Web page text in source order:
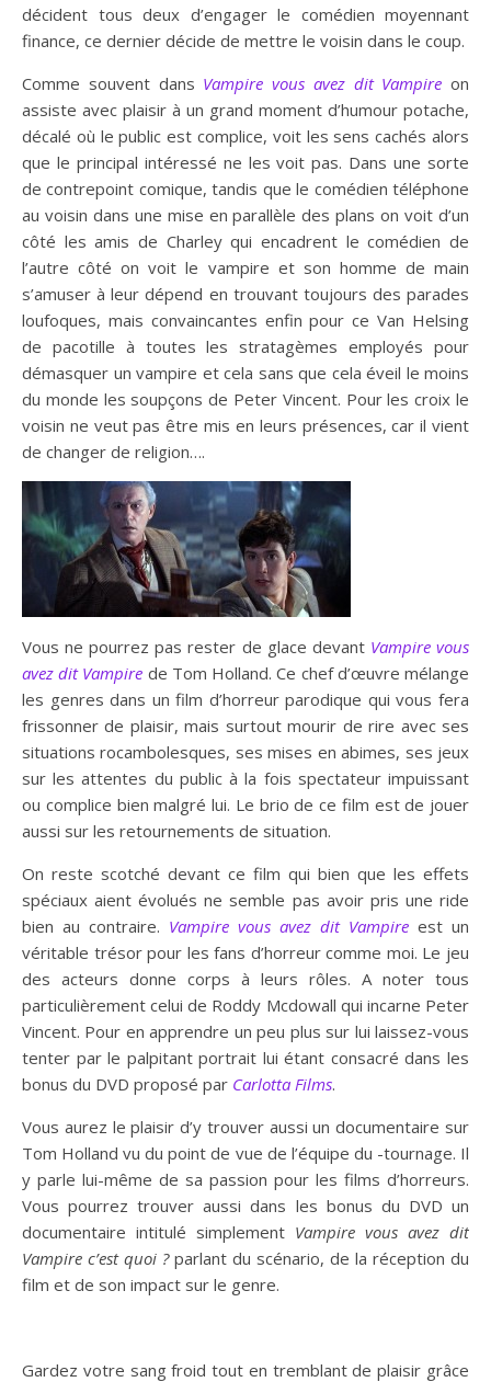
décident tous deux d’engager le comédien moyennant
finance, ce dernier décide de mettre le voisin dans le coup.
Comme souvent dans Vampire vous avez dit Vampire on
assiste avec plaisir à un grand moment d’humour potache,
décalé où le public est complice, voit les sens cachés alors
que le principal intéressé ne les voit pas. Dans une sorte
de contrepoint comique, tandis que le comédien téléphone
au voisin dans une mise en parallèle des plans on voit d’un
côté les amis de Charley qui encadrent le comédien de
l’autre côté on voit le vampire et son homme de main
s’amuser à leur dépend en trouvant toujours des parades
loufoques, mais convaincantes enfin pour ce Van Helsing
de pacotille à toutes les stratagèmes employés pour
démasquer un vampire et cela sans que cela éveil le moins
du monde les soupçons de Peter Vincent. Pour les croix le
voisin ne veut pas être mis en leurs présences, car il vient
de changer de religion….
Vous ne pourrez pas rester de glace devant Vampire vous
avez dit Vampire de Tom Holland. Ce chef d’œuvre mélange
les genres dans un film d’horreur parodique qui vous fera
frissonner de plaisir, mais surtout mourir de rire avec ses
situations rocambolesques, ses mises en abimes, ses jeux
sur les attentes du public à la fois spectateur impuissant
ou complice bien malgré lui. Le brio de ce film est de jouer
aussi sur les retournements de situation.
On reste scotché devant ce film qui bien que les effets
spéciaux aient évolués ne semble pas avoir pris une ride
bien au contraire. Vampire vous avez dit Vampire est un
véritable trésor pour les fans d’horreur comme moi. Le jeu
des acteurs donne corps à leurs rôles. A noter tous
particulièrement celui de Roddy Mcdowall qui incarne Peter
Vincent. Pour en apprendre un peu plus sur lui laissez-vous
tenter par le palpitant portrait lui étant consacré dans les
bonus du DVD proposé par Carlotta Films.
Vous aurez le plaisir d’y trouver aussi un documentaire sur
Tom Holland vu du point de vue de l’équipe du -tournage. Il
y parle lui-même de sa passion pour les films d’horreurs.
Vous pourrez trouver aussi dans les bonus du DVD un
documentaire intitulé simplement Vampire vous avez dit
Vampire c’est quoi ?parlant du scénario, de la réception du
film et de son impact sur le genre.
Gardez votre sang froid tout en tremblant de plaisir grâce